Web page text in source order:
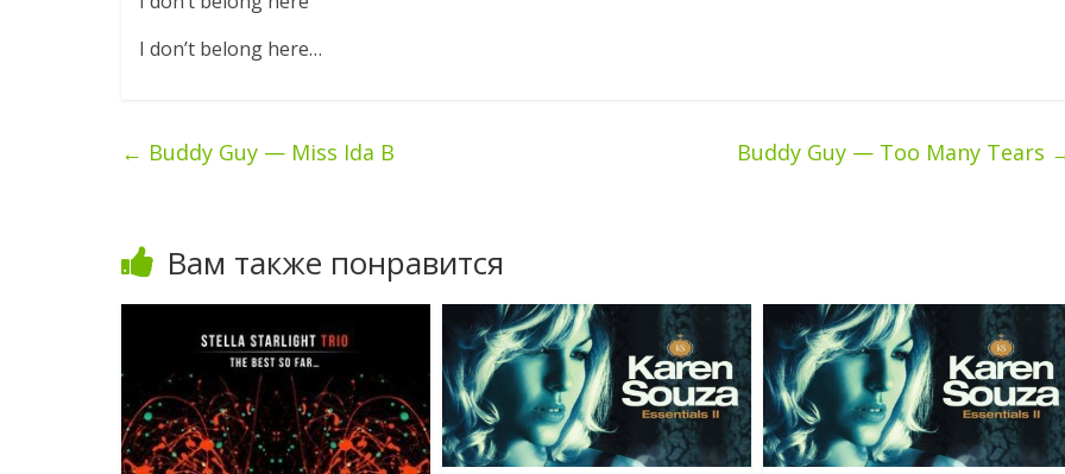
I don’t belong here…
← Buddy Guy — Miss Ida B Buddy Guy — Too Many Tears
Вам также понравится